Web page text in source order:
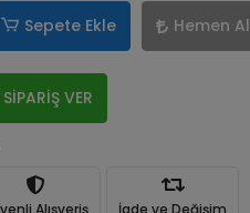
Sepete Ekle Hemen Al
VER
Alışveriş İade ve Değişim